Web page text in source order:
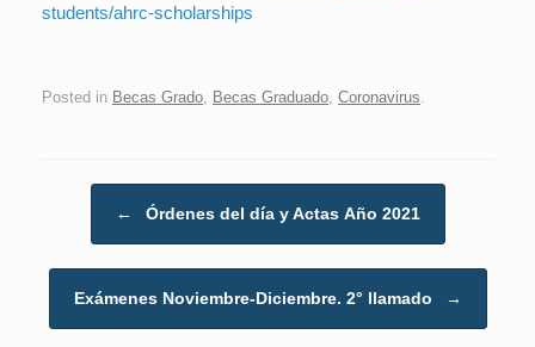
students/ahrc-scholarships
Posted in Becas Grado, Becas Graduado, Coronavirus.
Post navigation
← Órdenes del día y Actas Año 2021
Exámenes Noviembre-Diciembre. 2° llamado →